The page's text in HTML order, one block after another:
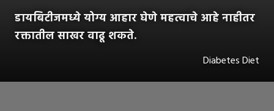
डायबिटीजमध्ये योग्य आहार घेणे महत्वाचे आहे नाहीतर
रक्तातील साखर वाढू शकते.
Diabetes Diet